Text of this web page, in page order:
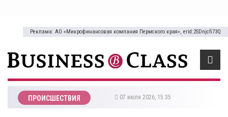
Реклама: АО «Микрофинансовая компания Пермского края», erid:2SDnjcfi73Q
ПРОИСШЕСТВИЯ 07 июля 2026, 15:35